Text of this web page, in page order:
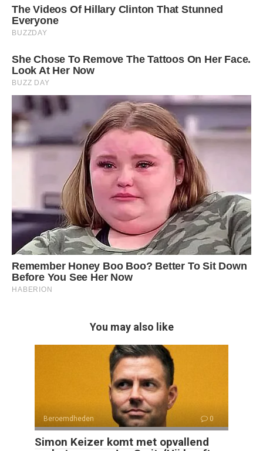
You may also like
Beroemdheden 0
Simon Keizer komt met opvallend